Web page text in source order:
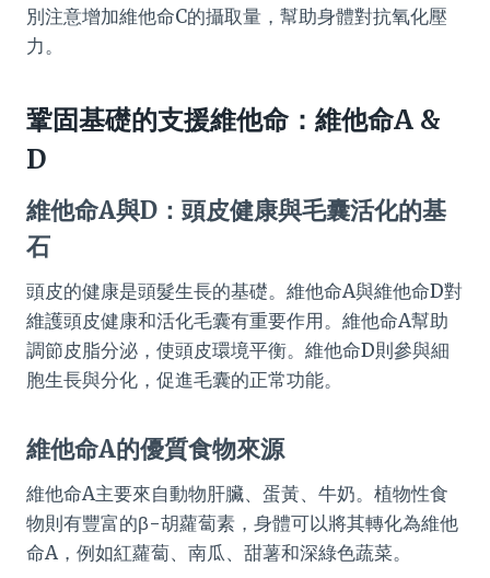
別注意增加維他命C的攝取量，幫助身體對抗氧化壓
力。
鞏固基礎的支援維他命：維他命A &
D
維他命A與D：頭皮健康與毛囊活化的基
石
頭皮的健康是頭髮生長的基礎。維他命A與維他命D對
維護頭皮健康和活化毛囊有重要作用。維他命A幫助
調節皮脂分泌，使頭皮環境平衡。維他命D則參與細
胞生長與分化，促進毛囊的正常功能。
維他命A的優質食物來源
維他命A主要來自動物肝臟、蛋黃、牛奶。植物性食
物則有豐富的β-胡蘿蔔素，身體可以將其轉化為維他
命A，例如紅蘿蔔、南瓜、甜薯和深綠色蔬菜。